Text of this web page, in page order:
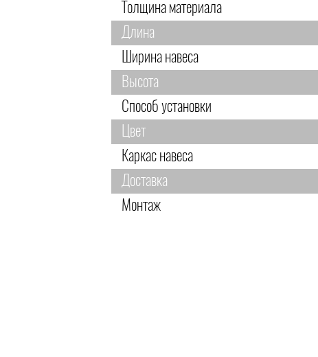
Толщина материала
Длина
Ширина навеса
Высота
Способ установки
Цвет
Каркас навеса
Доставка
Монтаж